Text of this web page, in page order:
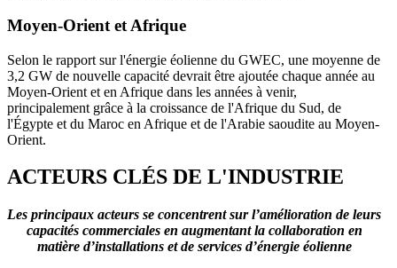
Moyen-Orient et Afrique
Selon le rapport sur l'énergie éolienne du GWEC, une moyenne de
3,2 GW de nouvelle capacité devrait être ajoutée chaque année au
Moyen-Orient et en Afrique dans les années à venir,
principalement grâce à la croissance de l'Afrique du Sud, de
l'Égypte et du Maroc en Afrique et de l'Arabie saoudite au Moyen-
Orient.
ACTEURS CLÉS DE L'INDUSTRIE
Les principaux acteurs se concentrent sur l’amélioration de leurs
capacités commerciales en augmentant la collaboration en
matière d’installations et de services d’énergie éolienne